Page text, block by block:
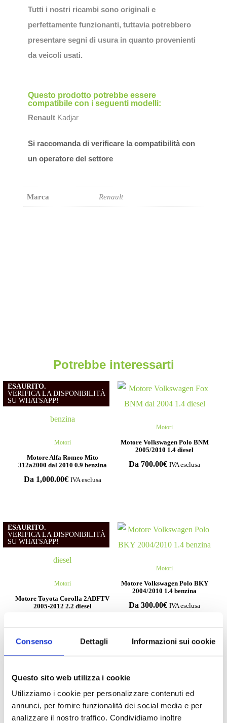
Consenso Dettagli Informazioni sui cookie
Questo sito web utilizza i cookie
Utilizziamo i cookie per personalizzare contenuti ed
annunci, per fornire funzionalità dei social media e per
analizzare il nostro traffico. Condividiamo inoltre
Tutti i nostri ricambi sono originali e
perfettamente funzionanti, tuttavia potrebbero
presentare segni di usura in quanto provenienti
da veicoli usati.
Questo prodotto potrebbe essere
compatibile con i seguenti modelli:
Renault Kadjar
Si raccomanda di verificare la compatibilità con
un operatore del settore
Marca Renault
Potrebbe interessarti
Motori
ESAURITO.
VERIFICA LA DISPONIBILITÀ
SU WHATSAPP!
Motore Alfa Romeo Mito
312a2000 dal 2010 0.9 benzina
Da 1,000.00€ IVA esclusa
Motori
Motore Volkswagen Polo BNM
2005/2010 1.4 diesel
Da 700.00€ IVA esclusa
Motori
ESAURITO.
VERIFICA LA DISPONIBILITÀ
SU WHATSAPP!
Motore Toyota Corolla 2ADFTV
2005-2012 2.2 diesel
Motori
Motore Volkswagen Polo BKY
2004/2010 1.4 benzina
Da 300.00€ IVA esclusa
Compila il form e richiedi
informazioni